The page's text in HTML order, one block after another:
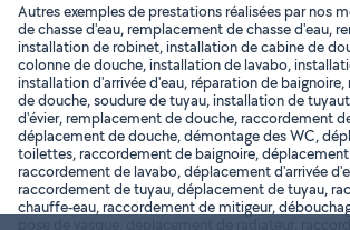
Autres exemples de prestations réalisées par nos
de chasse d'eau, remplacement de chasse d'eau,
installation de robinet, installation de cabine de
colonne de douche, installation de lavabo,
installation d'arrivée d'eau, réparation de
de douche, soudure de tuyau, installation de
d'évier, remplacement de douche, raccordement
déplacement de douche, démontage des WC,
toilettes, raccordement de baignoire,
raccordement de lavabo, déplacement d'arrivée
raccordement de tuyau, déplacement de tuyau,
chauffe-eau, raccordement de mitigeur,